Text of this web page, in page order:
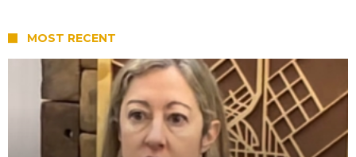
MOST RECENT